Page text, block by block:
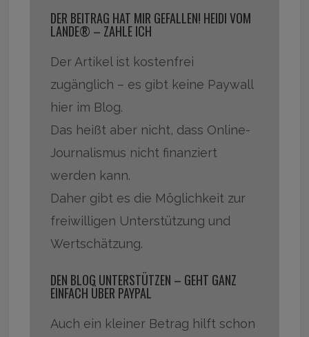
DER BEITRAG HAT MIR GEFALLEN! HEIDI VOM
LANDE® – ZAHLE ICH
Der Artikel ist kostenfrei
zugänglich – es gibt keine Paywall
hier im Blog.
Das heißt aber nicht, dass Online-
Journalismus nicht finanziert
werden kann.
Daher gibt es die Möglichkeit zur
freiwilligen Unterstützung und
Wertschätzung.
DEN BLOG UNTERSTÜTZEN – GEHT GANZ
EINFACH ÜBER PAYPAL
Auch ein kleiner Betrag hilft schon